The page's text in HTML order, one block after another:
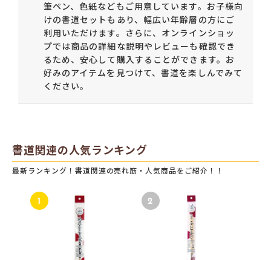
筆ペン、色紙などもご用意しています。お子様向
けの書道セットもあり、幅広い年齢層の方にご
利用いただけます。さらに、オンラインショッ
プでは商品の詳細な説明やレビューも確認でき
るため、安心して購入することができます。お
好みのアイテムを見つけて、書道を楽しんでみて
ください。
書道関連の人気ランキング
最新ランキング！書道関連の売れ筋・人気商品をご紹介！！
1 2